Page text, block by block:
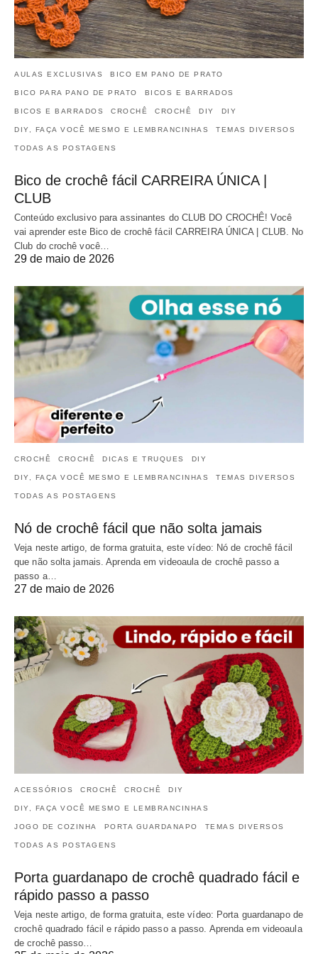
AULAS EXCLUSIVAS BICO EM PANO DE PRATO
BICO PARA PANO DE PRATO BICOS E BARRADOS
BICOS E BARRADOS CROCHÊ CROCHÊ DIY DIY
DIY, FAÇA VOCÊ MESMO E LEMBRANCINHAS TEMAS DIVERSOS
TODAS AS POSTAGENS
Bico de crochê fácil CARREIRA ÚNICA |
CLUB
Conteúdo exclusivo para assinantes do CLUB DO CROCHÊ! Você
vai aprender este Bico de crochê fácil CARREIRA ÚNICA | CLUB. No
Club do crochê você…
29 de maio de 2026
CROCHÊ CROCHÊ DICAS E TRUQUES DIY
DIY, FAÇA VOCÊ MESMO E LEMBRANCINHAS TEMAS DIVERSOS
TODAS AS POSTAGENS
Nó de crochê fácil que não solta jamais
Veja neste artigo, de forma gratuita, este vídeo: Nó de crochê fácil
que não solta jamais. Aprenda em videoaula de crochê passo a
passo a…
27 de maio de 2026
ACESSÓRIOS CROCHÊ CROCHÊ DIY
DIY, FAÇA VOCÊ MESMO E LEMBRANCINHAS
JOGO DE COZINHA PORTA GUARDANAPO TEMAS DIVERSOS
TODAS AS POSTAGENS
Porta guardanapo de crochê quadrado fácil e
rápido passo a passo
Veja neste artigo, de forma gratuita, este vídeo: Porta guardanapo de
crochê quadrado fácil e rápido passo a passo. Aprenda em videoaula
de crochê passo…